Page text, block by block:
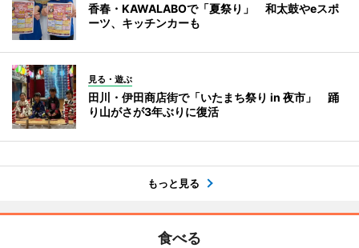
香春・KAWALABOで「夏祭り」 和太鼓やeスポ
ーツ、キッチンカーも
見る・遊ぶ
田川・伊田商店街で「いたまち祭り in 夜市」 踊
り山がさが3年ぶりに復活
もっと見る
食べる